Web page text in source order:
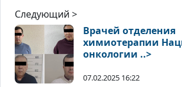
Следующий >
Врачей отделения
химиотерапии
онкологии ..>
07.02.2025 16:22